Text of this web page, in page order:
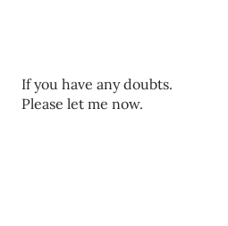
ए
क
If you have any doubts.
Please let me now.